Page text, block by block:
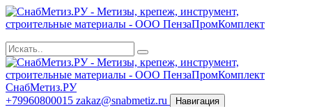
СнабМетиз.РУ
+79960800015 zakaz@snabmetiz.ru Навигация